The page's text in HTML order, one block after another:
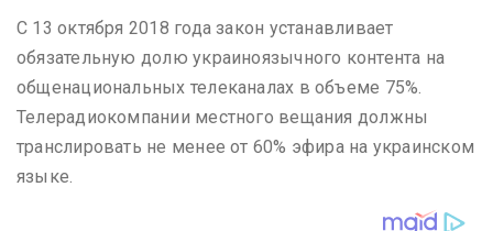
С 13 октября 2018 года закон устанавливает
обязательную долю украиноязычного контента на
общенациональных телеканалах в объеме 75%.
Телерадиокомпании местного вещания должны
транслировать не менее от 60% эфира на украинском
языке.